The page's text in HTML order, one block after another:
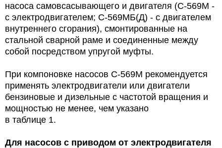
насоса самовсасывающего и двигателя (С-569М -
с электродвигателем; С-569МБ(Д) - с двигателем
внутреннего сгорания), смонтированные на
стальной сварной раме и соединенные между
собой посредством упругой муфты.
При компоновке насосов С-569М рекомендуется
применять электродвигатели или двигатели
бензиновые и дизельные с частотой вращения и
мощностью не менее, чем указано
в таблице 1.
Для насосов с приводом от электродвигателя